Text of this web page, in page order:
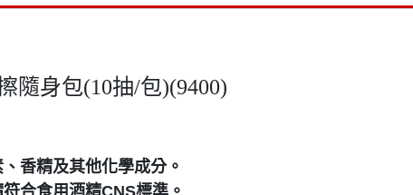
隨身包(10抽/包)(9400)
香精及其他化學成分。
合食用酒精CNS標準。